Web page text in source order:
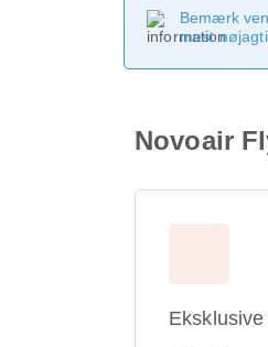
Bemærk
mest
Novoair